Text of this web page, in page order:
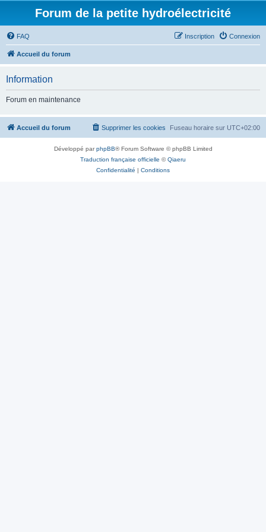
Forum de la petite hydroélectricité
FAQ Connexion
Inscription
Accueil du forum
Information
Forum en maintenance
Accueil du forum Fuseau horaire sur UTC+02:00
Supprimer les cookies
Développé parphpBB® Forum Software © phpBB Limited
Traduction française officielle ©Qiaeru
Confidentialité | Conditions